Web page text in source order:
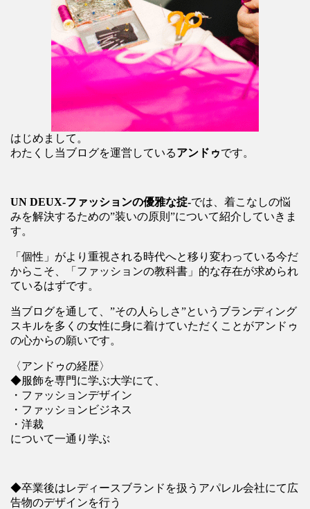
はじめまして。
わたくし当ブログを運営しているアンドゥです。
UN DEUX-ファッションの優雅な掟-では、着こなしの悩
みを解決するための”装いの原則”について紹介していきま
す。
「個性」がより重視される時代へと移り変わっている今だ
からこそ、「ファッションの教科書」的な存在が求められ
ているはずです。
当ブログを通して、”その人らしさ”というブランディング
スキルを多くの女性に身に着けていただくことがアンドゥ
の心からの願いです。
〈アンドゥの経歴〉
◆服飾を専門に学ぶ大学にて、
・ファッションデザイン
・ファッションビジネス
・洋裁
について一通り学ぶ
◆卒業後はレディースブランドを扱うアパレル会社にて広
告物のデザインを行う